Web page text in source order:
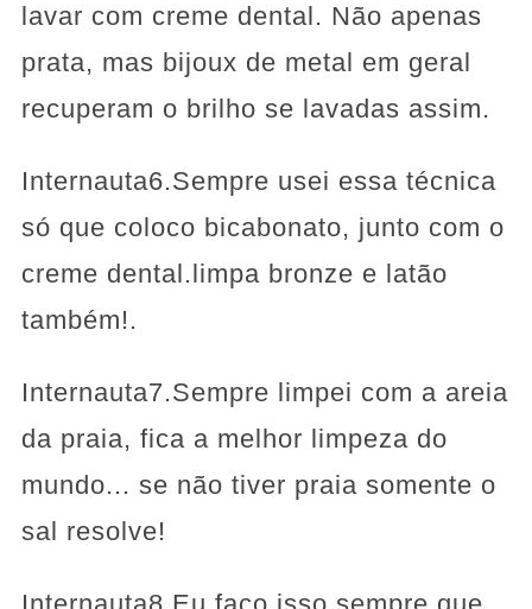
lavar com creme dental. Não apenas
prata, mas bijoux de metal em geral
recuperam o brilho se lavadas assim.
Internauta6.Sempre usei essa técnica
só que coloco bicabonato, junto com o
creme dental.limpa bronze e latão
também!.
Internauta7.Sempre limpei com a areia
da praia, fica a melhor limpeza do
mundo... se não tiver praia somente o
sal resolve!